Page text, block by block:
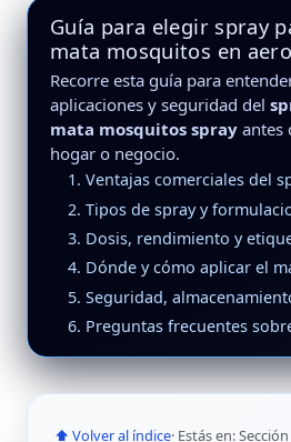
Guía para elegir spray
mata mosquitos en
Recorre esta guía para
aplicaciones y seguridad del
mata mosquitos spray antes
hogar o negocio.
1. Ventajas comerciales del
2. Tipos de spray y
3. Dosis, rendimiento y
4. Dónde y cómo aplicar el
5. Seguridad,
6. Preguntas frecuentes
⬆ Volver al índice· Estás en: